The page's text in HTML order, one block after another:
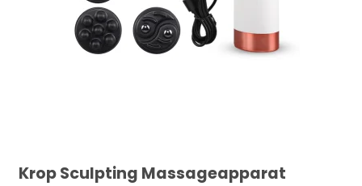
Krop Sculpting Massageapparat